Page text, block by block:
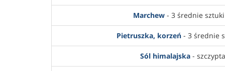
Marchew- 3 średnie sztuki
Pietruszka, korzeń- 3 średnie
Sól himalajska-